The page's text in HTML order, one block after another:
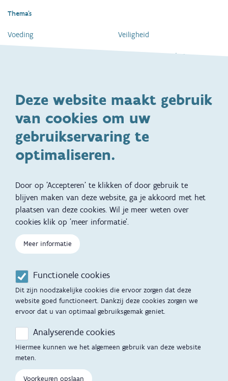
Deze website maakt gebruik
van cookies om uw
gebruikservaring te
optimaliseren.
Door op 'Accepteren' te klikken of door gebruik te
blijven maken van deze website, ga je akkoord met het
plaatsen van deze cookies. Wil je meer weten over
cookies klik op 'meer informatie'.
Meer informatie
Functionele cookies
Dit zijn noodzakelijke cookies die ervoor zorgen dat deze
website goed functioneert. Dankzij deze cookies zorgen we
ervoor dat u van optimaal gebruiksgemak geniet.
Analyserende cookies
Hiermee kunnen we het algemeen gebruik van deze website
meten.
Voorkeuren opslaan
Thema's
Voeding
Ontwikkeling en gedrag
Specifieke
ondersteuningsbehoefte
Zwangerschap en geboorte
Slapen
Veiligheid
Dagelijkse verzorging
Gezinsleven
Adoptie
Kinderwens
Voet
Kind en Gezin diensten
Aanbod tijdens de
zwangerschap
Opvoedingsondersteuning
Kinderopvang
Hulp en contact
Contactfomulier
Vertalingen
Mijn Opgroeien